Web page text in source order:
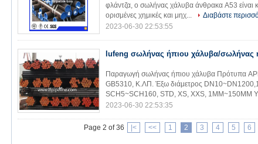
φλάντζα, ο σωλήνας χάλυβα άνθρακα A53 είναι
ορισμένες χημικές και μηχ...
Διαβάστε
2023-06-30 22:53:55
lufeng σωλήνας ήπιου χάλυβα/σωλήνας
Παραγωγή σωλήνας ήπιου χάλυβα Πρότυπα
GB5310, Κ.ΛΠ. Έξω διάμετρος
SCH5~SCH160, STD, XS, XXS, 1MM~150MM
2023-06-30 22:53:35
Page 2 of 36 |< << 1 2 3 4 5 6